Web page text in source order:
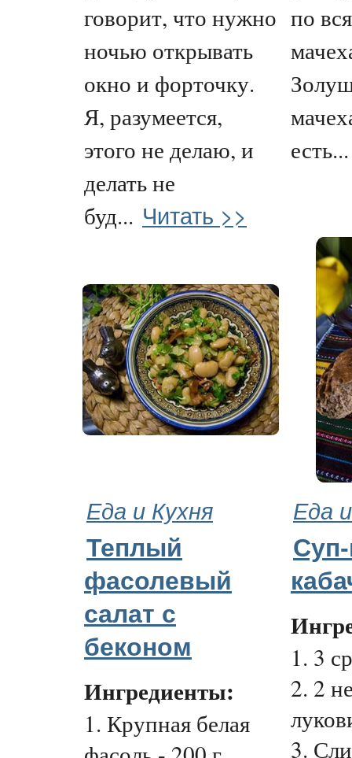
говорит, что нужно
ночью открывать
окно и форточку.
Я, разумеется,
этого не делаю, и
делать не
буд... Читать >>
по
есть...
Еда и Кухня Еда
Теплый
фасолевый
салат с
беконом
Ингредиенты:
1. Крупная белая
1. 3
2. 2
3.